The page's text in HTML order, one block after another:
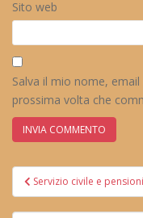
Sito web
Salva il mio nome,
prossima volta che
Navigazione
articoli
Servizio civile e